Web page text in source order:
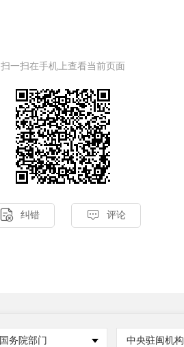
扫一扫在手机上查看当前页面
 纠错  评论
国务院部门 中央驻闽机构